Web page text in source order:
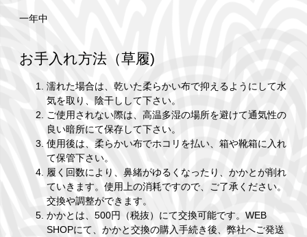
一年中
お手入れ方法（草履)
濡れた場合は、乾いた柔らかい布で抑えるようにして水
気を取り、陰干しして下さい。
ご使用されない際は、高温多湿の場所を避けて通気性の
良い暗所にて保存して下さい。
使用後は、柔らかい布でホコリを払い、箱や靴箱に入れ
て保管下さい。
履く回数により、鼻緒がゆるくなったり、かかとが削れ
ていきます。使用上の消耗ですので、ご了承ください。
交換や調整ができます。
かかとは、500円（税抜）にて交換可能です。WEB
SHOPにて、かかと交換の購入手続き後、弊社へご発送